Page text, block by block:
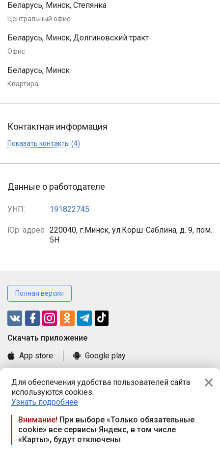
Для обеспечения удобства пользователей сайта
используются cookies.
Узнать подробнее
Внимание! При выборе «Только обязательные
cookie» все сервисы Яндекс, в том числе
«Карты», будут отключены
Беларусь, Минск, Степянка
Центральный офис
Беларусь, Минск, Долгиновский тракт
Офис
Беларусь, Минск
Квартира
Контактная информация
Показать контакты (4)
Данные о работодателе
УНП: 191822745
Юр. адрес: 220040, г.Минск, ул.Корш-Саблина, д. 9, пом.
5Н
Полная версия
Cкачать приложение
App store
Google play
Книга замечаний и предложений
Правила и документы
Praca.by © 2000—2026, ООО «ПРАЦА БАЙ»
Республика Беларусь, 220114, г. Минск, пр-т Независимости
117а, пом. № 9.